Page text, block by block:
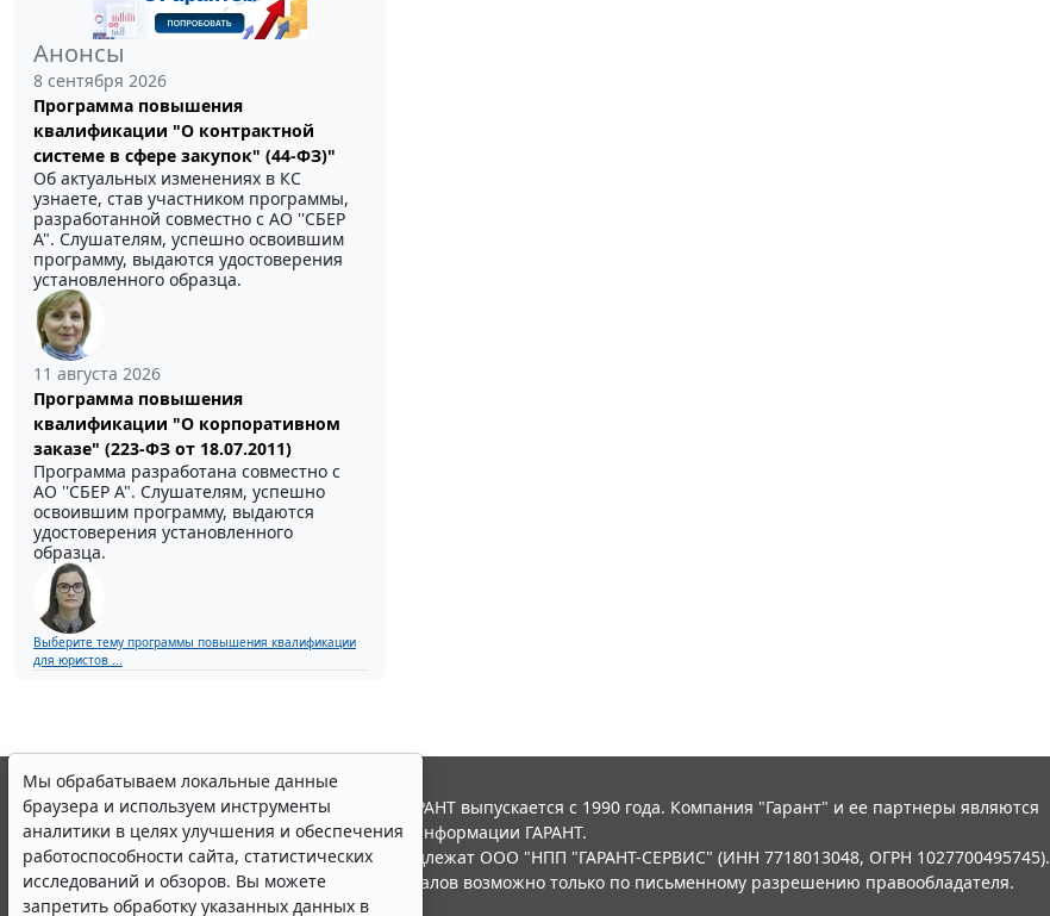
Анонсы
8 сентября 2026
Программа повышения
квалификации "О контрактной
системе в сфере закупок" (44-ФЗ)"
Об актуальных изменениях в КС
узнаете, став участником программы,
разработанной совместно с АО ''СБЕР
А". Слушателям, успешно освоившим
программу, выдаются удостоверения
установленного образца.
11 августа 2026
Программа повышения
квалификации "О корпоративном
заказе" (223-ФЗ от 18.07.2011)
Программа разработана совместно с
АО ''СБЕР А". Слушателям, успешно
освоившим программу, выдаются
удостоверения установленного
образца.
Выберите тему программы повышения квалификации
для юристов ...
Мы обрабатываем локальные данные
браузера и используем инструменты
аналитики в целях улучшения и обеспечения
работоспособности сайта, статистических
исследований и обзоров. Вы можете
запретить обработку указанных данных в
© ООО "НПП "ГАРАНТ-СЕРВИС", 2026. Система ГАРАНТ выпускается с 1990 года. Компания "Гарант" и ее партнеры являются
участниками Российской ассоциации правовой информации ГАРАНТ.
Все права на материалы сайта ГАРАНТ.РУ принадлежат ООО "НПП "ГАРАНТ-СЕРВИС" (ИНН 7718013048, ОГРН 1027700495745).
Полное или частичное воспроизведение материалов возможно только по письменному разрешению правообладателя.
Правила использования портала.